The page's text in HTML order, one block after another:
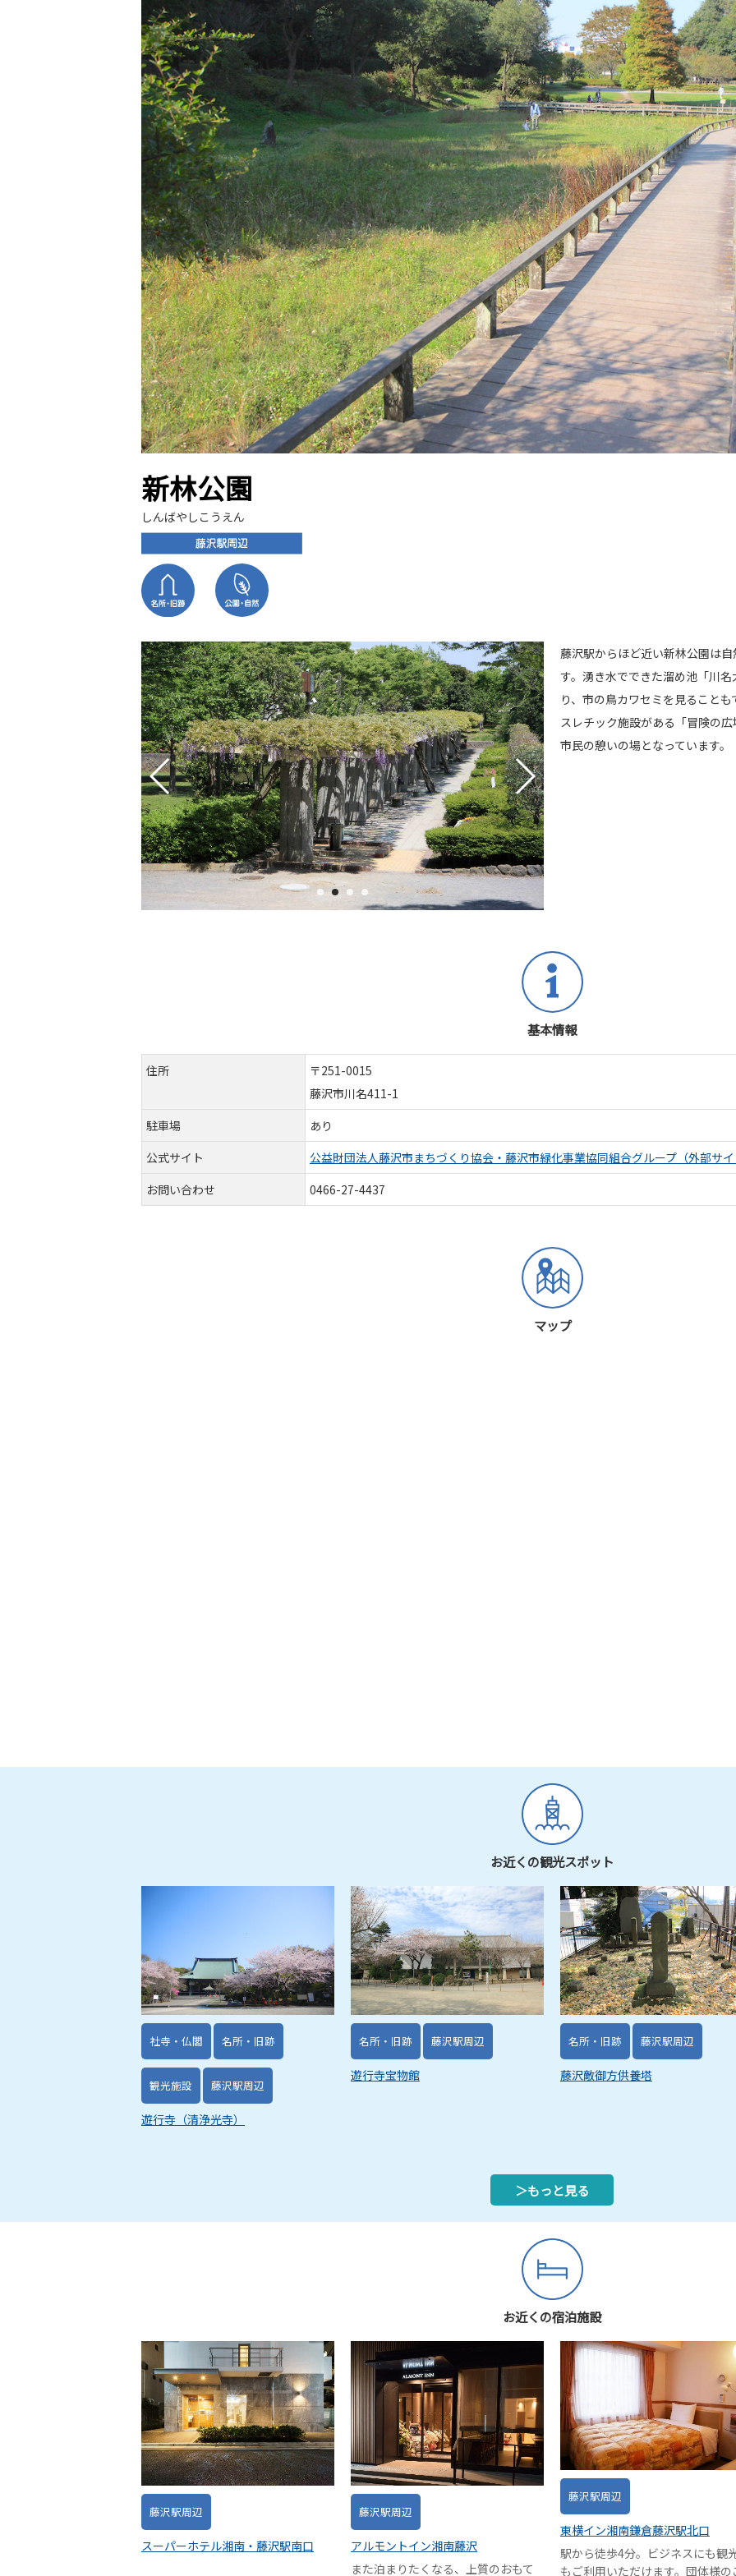
新林公園
しんばやしこうえん
藤沢駅からほど近い新林公園は
す。湧き水でできた溜め池「川
り、市の鳥カワセミを見ること
スレチック施設がある「冒険の
市民の憩いの場となっています。
基本情報
住所
〒251-0015
藤沢市川名411-1
駐車場
あり
公式サイト
公益財団法人藤沢市まちづくり協会・藤沢市緑化事業協同組合グループ（外部サ
お問い合わせ
0466-27-4437
マップ
お近くの観光スポット
社寺・仏閣 名所・旧跡
観光施設 藤沢駅周辺
遊行寺（清浄光寺）
名所・旧跡 藤沢駅周辺
遊行寺宝物館
名所・旧跡 藤沢駅周辺
藤沢敵御方供養塔
＞もっと見る
お近くの宿泊施設
藤沢駅周辺
スーパーホテル湘南・藤沢駅南口
藤沢駅周辺
アルモントイン湘南藤沢
また泊まりたくなる、上質のおもて
藤沢駅周辺
東横イン湘南鎌倉藤沢駅北口
駅から徒歩4分。ビジネスにも観
もご利用いただけます。団体様の